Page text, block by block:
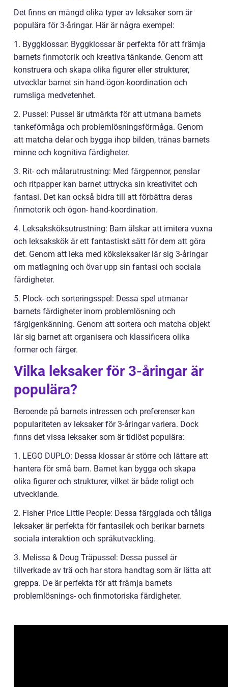
Det finns en mängd olika typer av leksaker som är
populära för 3-åringar. Här är några exempel:
1. Byggklossar: Byggklossar är perfekta för att främja
barnets finmotorik och kreativa tänkande. Genom att
konstruera och skapa olika figurer eller strukturer,
utvecklar barnet sin hand-ögon-koordination och
rumsliga medvetenhet.
2. Pussel: Pussel är utmärkta för att utmana barnets
tankeförmåga och problemlösningsförmåga. Genom
att matcha delar och bygga ihop bilden, tränas barnets
minne och kognitiva färdigheter.
3. Rit- och målarutrustning: Med färgpennor, penslar
och ritpapper kan barnet uttrycka sin kreativitet och
fantasi. Det kan också bidra till att förbättra deras
finmotorik och ögon- hand-koordination.
4. Leksaksköksutrustning: Barn älskar att imitera vuxna
och leksakskök är ett fantastiskt sätt för dem att göra
det. Genom att leka med köksleksaker lär sig 3-åringar
om matlagning och övar upp sin fantasi och sociala
färdigheter.
5. Plock- och sorteringsspel: Dessa spel utmanar
barnets färdigheter inom problemlösning och
färgigenkänning. Genom att sortera och matcha objekt
lär sig barnet att organisera och klassificera olika
former och färger.
Vilka leksaker för 3-åringar är
populära?
Beroende på barnets intressen och preferenser kan
populariteten av leksaker för 3-åringar variera. Dock
finns det vissa leksaker som är tidlöst populära:
1. LEGO DUPLO: Dessa klossar är större och lättare att
hantera för små barn. Barnet kan bygga och skapa
olika figurer och strukturer, vilket är både roligt och
utvecklande.
2. Fisher Price Little People: Dessa färgglada och tåliga
leksaker är perfekta för fantasilek och berikar barnets
sociala interaktion och språkutveckling.
3. Melissa & Doug Träpussel: Dessa pussel är
tillverkade av trä och har stora handtag som är lätta att
greppa. De är perfekta för att främja barnets
problemlösnings- och finmotoriska färdigheter.